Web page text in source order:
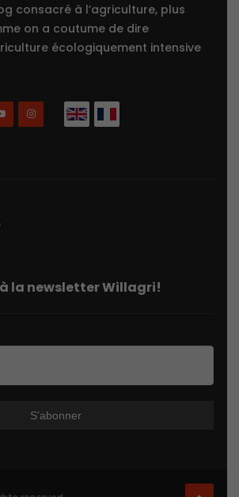
consacré à l’agriculture, plus
on a coutume de dire
écologiquement intensive
la newsletter Willagri!